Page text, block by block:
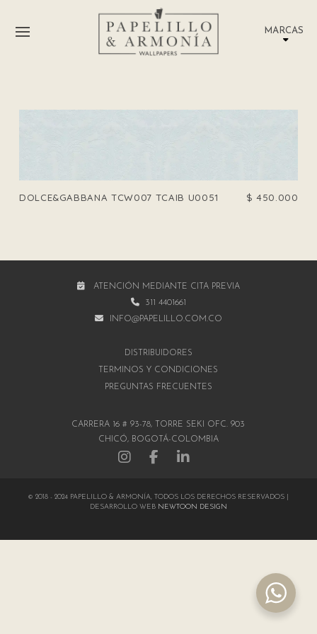
MARCAS
DOLCE&GABBANA TCW007 TCAIB U0051 $ 450.000
ATENCIÓN MEDIANTE CITA PREVIA
311 4401661
INFO@PAPELILLO.COM.CO
DISTRIBUIDORES
TÉRMINOS Y CONDICIONES
PREGUNTAS FRECUENTES
CARRERA 16 # 93-78, TORRE SEKI OFC. 903
CHICÓ, BOGOTÁ-COLOMBIA
© 2018 - 2024 PAPELILLO & ARMONÍA, TODOS LOS DERECHOS RESERVADOS |
DESARROLLO WEB NEWTOON DESIGN